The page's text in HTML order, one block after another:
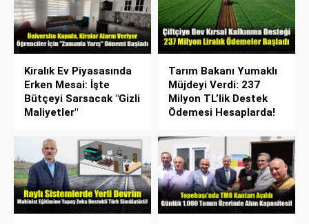
Kiralık Ev Piyasasında
Erken Mesai: İşte
Bütçeyi Sarsacak "Gizli
Maliyetler"
Tarım Bakanı Yumaklı
Müjdeyi Verdi: 237
Milyon TL’lik Destek
Ödemesi Hesaplarda!